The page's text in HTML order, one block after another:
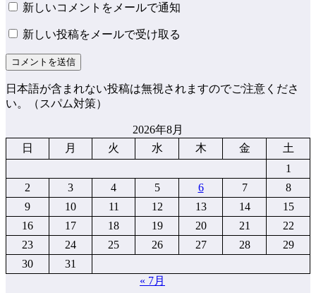
新しいコメントをメールで通知
新しい投稿をメールで受け取る
日本語が含まれない投稿は無視されますのでご注意くださ
い。（スパム対策）
2026年8月
日
月 火 水 木 金
土
1
2
3 4 5 6 7
8
9
10 11 12 13 14
15
16
17 18 19 20 21
22
23
24 25 26 27 28
29
30
31
« 7月